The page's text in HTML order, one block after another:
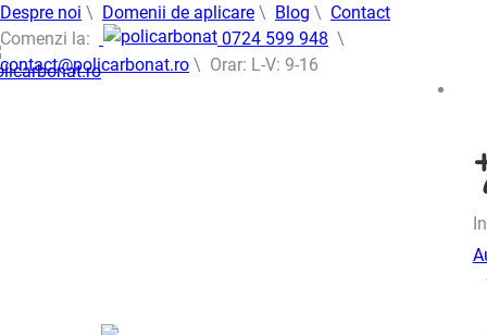
Despre noi \ Domenii de aplicare \ Blog \ Contact
Comenzi la:
0724 599 948 \
contact@policarbonat.ro \ Orar: L-V: 9-16